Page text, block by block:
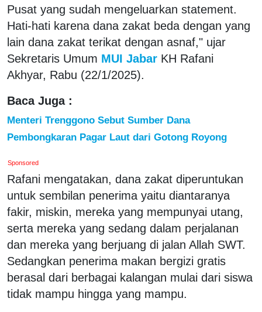
Pusat yang sudah mengeluarkan statement.
Hati-hati karena dana zakat beda dengan yang
lain dana zakat terikat dengan asnaf," ujar
Sekretaris Umum MUI Jabar KH Rafani
Akhyar, Rabu (22/1/2025).
Baca Juga :
Menteri Trenggono Sebut Sumber Dana
Pembongkaran Pagar Laut dari Gotong Royong
Sponsored
Rafani mengatakan, dana zakat diperuntukan
untuk sembilan penerima yaitu diantaranya
fakir, miskin, mereka yang mempunyai utang,
serta mereka yang sedang dalam perjalanan
dan mereka yang berjuang di jalan Allah SWT.
Sedangkan penerima makan bergizi gratis
berasal dari berbagai kalangan mulai dari siswa
tidak mampu hingga yang mampu.